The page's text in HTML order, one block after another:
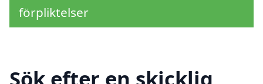
förpliktelser
Sök efter en skicklig